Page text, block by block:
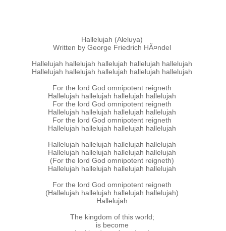
Hallelujah (Aleluya)
Written by George Friedrich HÃ¤ndel
Hallelujah hallelujah hallelujah hallelujah hallelujah
Hallelujah hallelujah hallelujah hallelujah hallelujah
For the lord God omnipotent reigneth
Hallelujah hallelujah hallelujah hallelujah
For the lord God omnipotent reigneth
Hallelujah hallelujah hallelujah hallelujah
For the lord God omnipotent reigneth
Hallelujah hallelujah hallelujah hallelujah
Hallelujah hallelujah hallelujah hallelujah
Hallelujah hallelujah hallelujah hallelujah
(For the lord God omnipotent reigneth)
Hallelujah hallelujah hallelujah hallelujah
For the lord God omnipotent reigneth
(Hallelujah hallelujah hallelujah hallelujah)
Hallelujah
The kingdom of this world;
is become